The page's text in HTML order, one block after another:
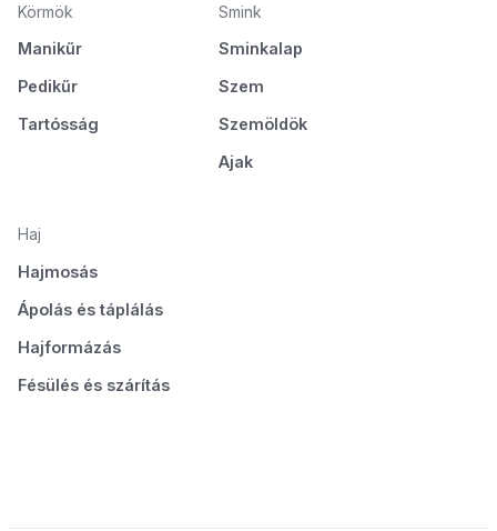
Körmök
Manikűr
Pedikűr
Tartósság
Smink
Sminkalap
Szem
Szemöldök
Ajak
Haj
Hajmosás
Ápolás és táplálás
Hajformázás
Fésülés és szárítás